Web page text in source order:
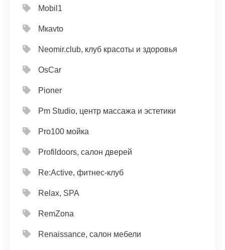
Mobil1
Mкavto
Neomir.club, клуб красоты и здоровья
OsCar
Pioner
Pm Studio, центр массажа и эстетики
Pro100 мойка
Profildoors, салон дверей
Re:Active, фитнес-клуб
Relax, SPA
RemZona
Renaissance, салон мебели